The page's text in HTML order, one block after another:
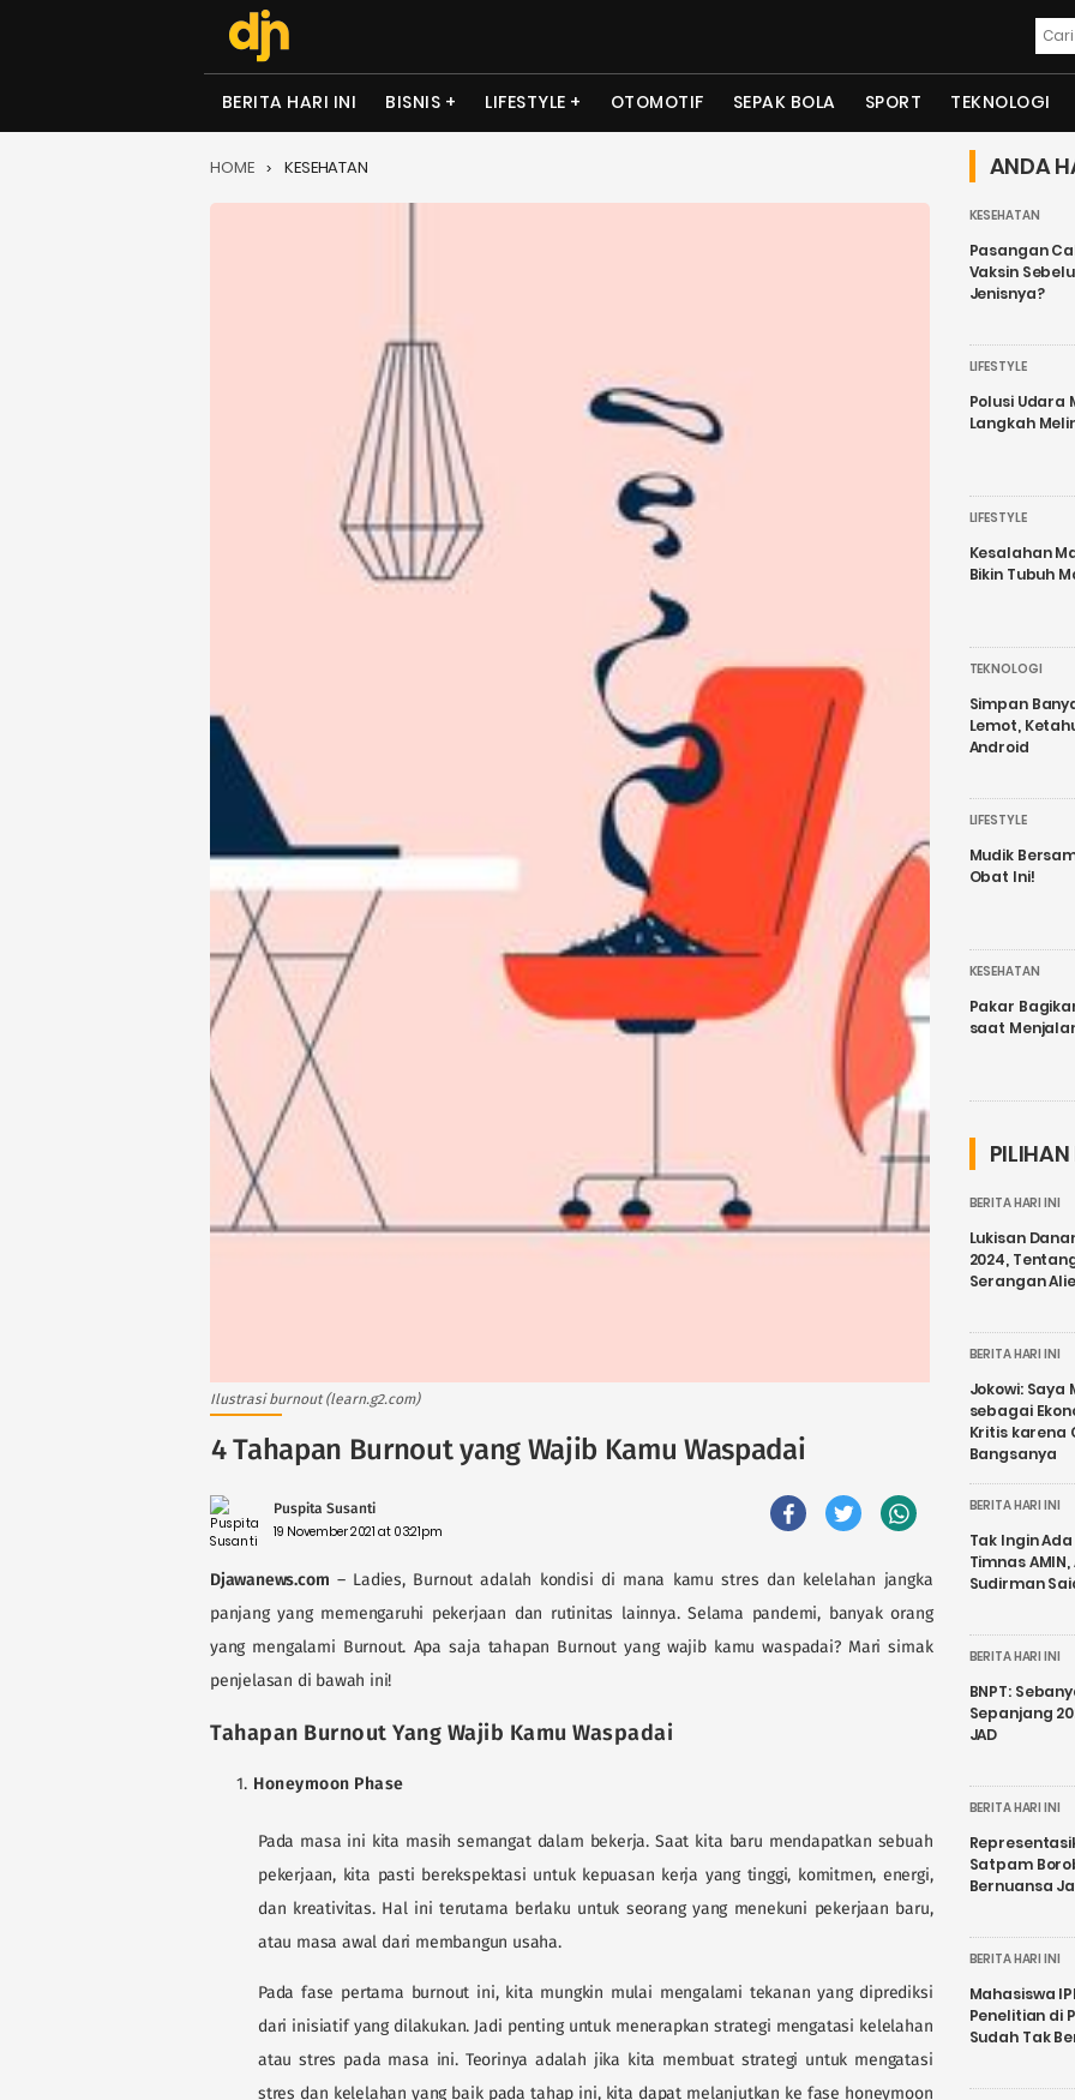
BERITA HARI INI BISNIS LIFESTYLE OTOMOTIF SEPAK BOLA SPORT TEKNOLOGI
HOME KESEHATAN
Ilustrasi burnout (learn.g2.com)
4 Tahapan Burnout yang Wajib Kamu Waspadai
Puspita Susanti
19 November 2021 at 03:21pm
Djawanews.com – Ladies, Burnout adalah kondisi di mana kamu stres dan kelelahan jangka
panjang yang memengaruhi pekerjaan dan rutinitas lainnya. Selama pandemi, banyak orang
yang mengalami Burnout. Apa saja tahapan Burnout yang wajib kamu waspadai? Mari simak
penjelasan di bawah ini!
Tahapan Burnout Yang Wajib Kamu Waspadai
Honeymoon Phase
Pada masa ini kita masih semangat dalam bekerja. Saat kita baru mendapatkan sebuah
pekerjaan, kita pasti berekspektasi untuk kepuasan kerja yang tinggi, komitmen, energi,
dan kreativitas. Hal ini terutama berlaku untuk seorang yang menekuni pekerjaan baru,
atau masa awal dari membangun usaha.
Pada fase pertama burnout ini, kita mungkin mulai mengalami tekanan yang diprediksi
dari inisiatif yang dilakukan. Jadi penting untuk menerapkan strategi mengatasi kelelahan
atau stres pada masa ini. Teorinya adalah jika kita membuat strategi untuk mengatasi
stres dan kelelahan yang baik pada tahap ini, kita dapat melanjutkan ke fase honeymoon
ANDA
KESEHATAN
Pasangan
Vaksin
Jenisnya?
LIFESTYLE
Polusi Udara
Langkah
LIFESTYLE
Kesalahan
Bikin Tubuh
TEKNOLOGI
Simpan
Lemot,
Android
LIFESTYLE
Mudik
Obat Ini!
KESEHATAN
Pakar
saat
PILIHAN
BERITA HARI INI
Lukisan
2024,
Serangan
BERITA HARI INI
Jokowi: Saya
sebagai
Kritis karena
Bangsanya
BERITA HARI INI
Tak Ingin
Timnas
Sudirman
BERITA HARI INI
BNPT:
Sepanjang
JAD
BERITA HARI INI
Satpam
Bernuansa
BERITA HARI INI
Mahasiswa
Penelitian di
Sudah Tak